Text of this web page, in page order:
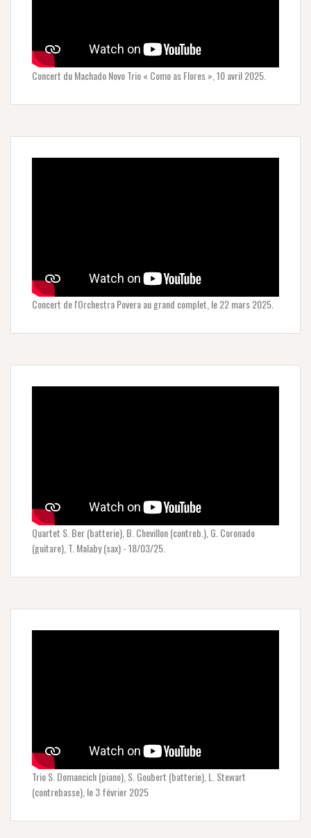
Concert du Machado Novo Trio « Como as Flores », 10 avril 2025.
Concert de l'Orchestra Povera au grand complet, le 22 mars 2025.
Quartet S. Ber (batterie), B. Chevillon (contreb.), G. Coronado
(guitare), T. Malaby (sax) - 18/03/25.
Trio S. Domancich (piano), S. Goubert (batterie), L. Stewart
(contrebasse), le 3 février 2025